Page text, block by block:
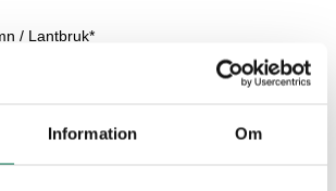
Information Om